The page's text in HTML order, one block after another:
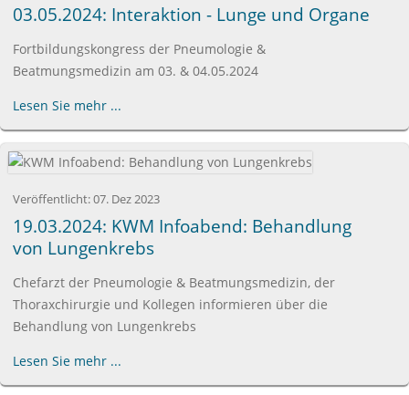
03.05.2024: Interaktion - Lunge und Organe
Fortbildungskongress der Pneumologie &
Beatmungsmedizin am 03. & 04.05.2024
Lesen Sie mehr ...
Veröffentlicht:07. Dez 2023
19.03.2024: KWM Infoabend: Behandlung
von Lungenkrebs
Chefarzt der Pneumologie & Beatmungsmedizin, der
Thoraxchirurgie und Kollegen informieren über die
Behandlung von Lungenkrebs
Lesen Sie mehr ...